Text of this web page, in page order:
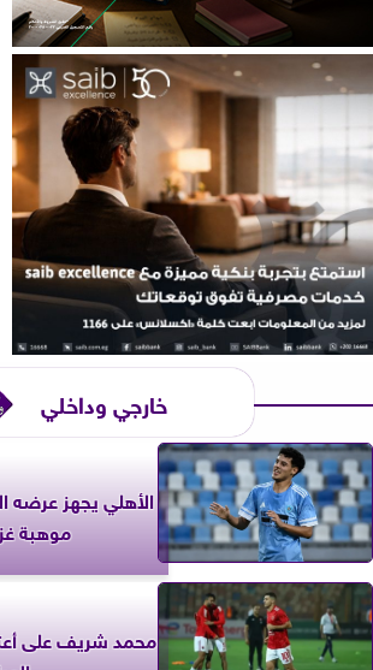
خارجي وداخلي
الأهلي يجهز
موهبة
محمد شريف على